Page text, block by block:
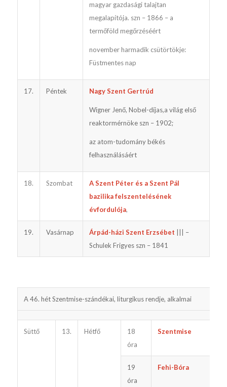
magyar gazdasági talajtan
megalapítója. szn – 1866 – a
termőföld megőrzéséért
november harmadik csütörtökje:
Füstmentes nap
17. Péntek Nagy Szent Gertrúd
Wigner Jenő, Nobel-díjas,a világ első
reaktormérnöke szn – 1902;
az atom-tudomány békés
felhasználásáért
18. Szombat
A Szent Péter és a Szent Pál
bazilika felszentelésének
évfordulója,
19. Vasárnap Árpád-házi Szent Erzsébet ||| –
Schulek Frigyes szn – 1841
A 46. hét Szentmise-szándékai, liturgikus rendje, alkalmai
Süttő 13. Hétfő
18
óra
Szentmise
19
óra
Fehi-Bóra